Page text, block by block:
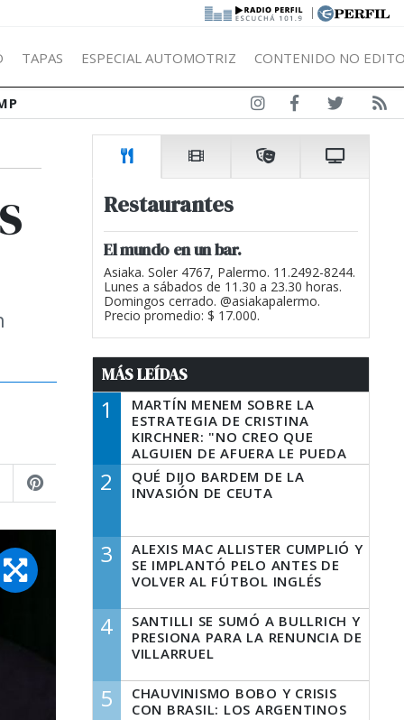
|
TAPAS ESPECIAL AUTOMOTRIZ CONTENIDO NO
Restaurantes
El mundo en un bar.
Asiaka. Soler 4767, Palermo. 11.2492-8244.
Lunes a sábados de 11.30 a 23.30 horas.
Domingos cerrado. @asiakapalermo.
Precio promedio: $ 17.000.
MÁS LEÍDAS
1
MARTÍN MENEM SOBRE LA
ESTRATEGIA DE CRISTINA
KIRCHNER: "NO CREO QUE
ALGUIEN DE AFUERA LE PUEDA
DECIR A LA JUSTICIA LO QUE
TIENE QUE HACER"
2
QUÉ DIJO BARDEM DE LA
INVASIÓN DE CEUTA
3
ALEXIS MAC ALLISTER CUMPLIÓ Y
SE IMPLANTÓ PELO ANTES DE
VOLVER AL FÚTBOL INGLÉS
4
SANTILLI SE SUMÓ A BULLRICH Y
PRESIONA PARA LA RENUNCIA DE
VILLARRUEL
5
CHAUVINISMO BOBO Y CRISIS
CON BRASIL: LOS ARGENTINOS